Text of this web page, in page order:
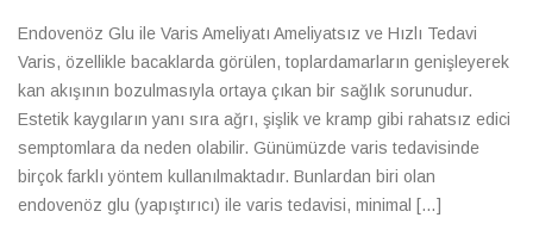
Endovenöz Glu ile Varis Ameliyatı Ameliyatsız ve Hızlı Tedavi
Varis, özellikle bacaklarda görülen, toplardamarların genişleyerek
kan akışının bozulmasıyla ortaya çıkan bir sağlık sorunudur.
Estetik kaygıların yanı sıra ağrı, şişlik ve kramp gibi rahatsız edici
semptomlara da neden olabilir. Günümüzde varis tedavisinde
birçok farklı yöntem kullanılmaktadır. Bunlardan biri olan
endovenöz glu (yapıştırıcı) ile varis tedavisi, minimal […]